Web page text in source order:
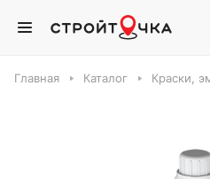
Главная Каталог Краски,